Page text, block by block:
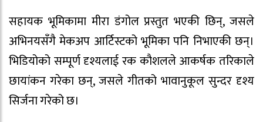
सहायक भूमिकामा मीरा डंगोल प्रस्तुत भएकी छिन्, जसले
अभिनयसँगै मेकअप आर्टिस्टको भूमिका पनि निभाएकी छन्।
भिडियोको सम्पूर्ण दृश्यलाई रक कौशलले आकर्षक तरिकाले
छायांकन गरेका छन्, जसले गीतको भावानुकूल सुन्दर दृश्य
सिर्जना गरेको छ।